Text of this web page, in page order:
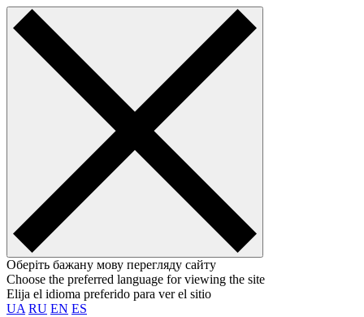
Оберіть бажану мову перегляду сайту
Choose the preferred language for viewing the site
Elija el idioma preferido para ver el sitio
UA RU EN ES